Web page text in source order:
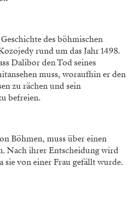
des böhmischen
rund um das Jahr 1498.
Dalibor den Tod seines
muss, woraufhin er den
zu rächen und sein
befreien.
Böhmen, muss über einen
Nach ihrer Entscheidung wird
sie von einer Frau gefällt wurde.